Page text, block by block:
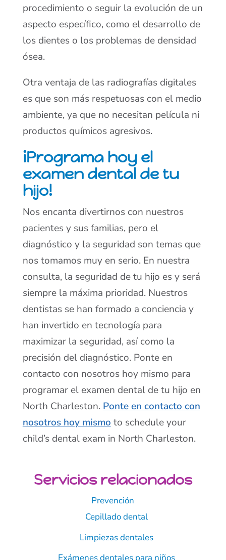
Servicios relacionados
Prevención
Cepillado dental
Limpiezas dentales
procedimiento o seguir la evolución de un
aspecto específico, como el desarrollo de
los dientes o los problemas de densidad
ósea.
Otra ventaja de las radiografías digitales
es que son más respetuosas con el medio
ambiente, ya que no necesitan película ni
productos químicos agresivos.
¡Programa hoy el
examen dental de tu
hijo!
Nos encanta divertirnos con nuestros
pacientes y sus familias, pero el
diagnóstico y la seguridad son temas que
nos tomamos muy en serio. En nuestra
consulta, la seguridad de tu hijo es y será
siempre la máxima prioridad. Nuestros
dentistas se han formado a conciencia y
han invertido en tecnología para
maximizar la seguridad, así como la
precisión del diagnóstico. Ponte en
contacto con nosotros hoy mismo para
programar el examen dental de tu hijo en
North Charleston.Ponte en contacto con
nosotros hoy mismoto schedule your
child’s dental exam in North Charleston.